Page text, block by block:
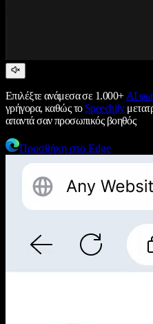
Επιλέξτε ανάμεσα σε 1.000+ AI
γρήγορα, καθώς το Speechify
απαντά σαν προσωπικός βοηθός
Προσθήκη στο Edge